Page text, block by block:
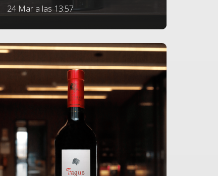
24 Mar a las 13:57